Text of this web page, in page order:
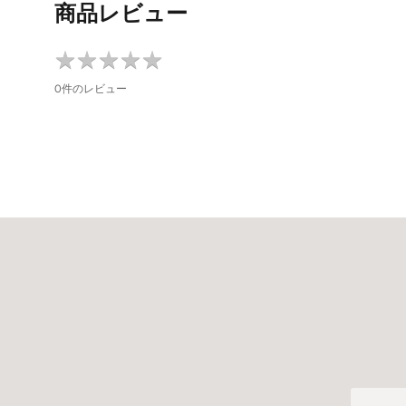
商品レビュー
★★★★★
★★★★★
0件のレビュー